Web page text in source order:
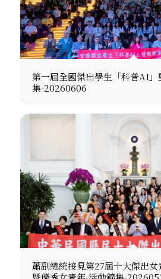
第一屆全國傑出學生「科普AI」
集-20260606
蕭副總統接見第27屆十大傑出